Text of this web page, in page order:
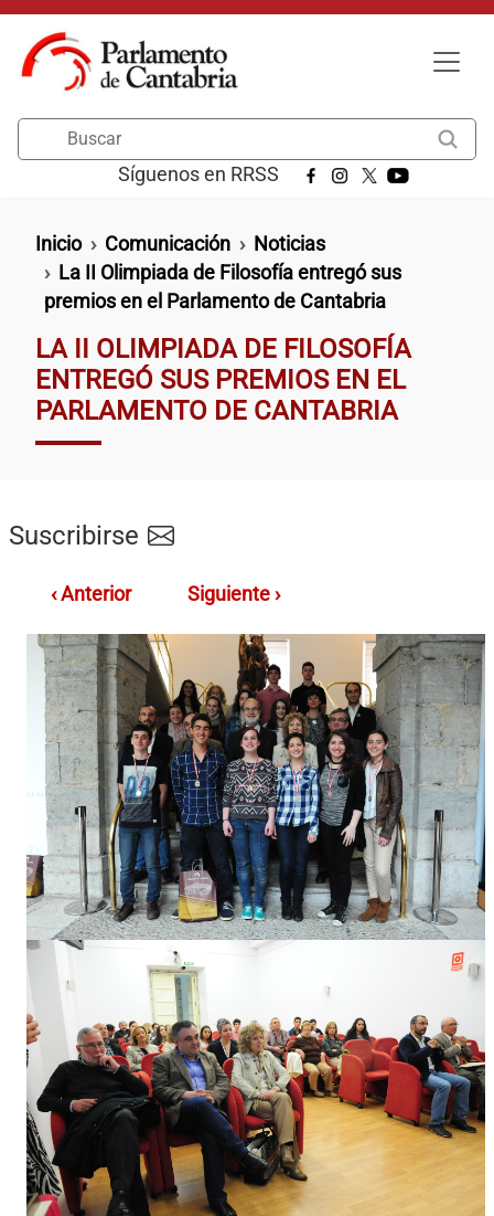
Pasar al contenido principal
Síguenos en RRSS
Ruta de navegación
Inicio Comunicación
Noticias
La II Olimpiada de Filosofía entregó sus
premios en el Parlamento de Cantabria
LA II OLIMPIADA DE FILOSOFÍA
ENTREGÓ SUS PREMIOS EN EL
PARLAMENTO DE CANTABRIA
Suscribirse
‹ Anterior Siguiente ›